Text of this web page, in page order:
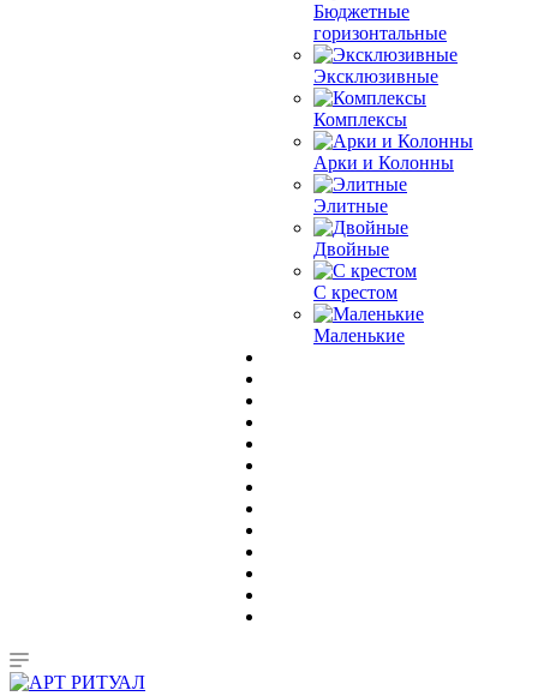
Бюджетные
горизонтальные
Эксклюзивные
Комплексы
Арки и Колонны
Элитные
Двойные
С крестом
Маленькие